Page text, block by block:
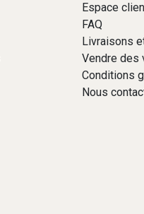
Espace
FAQ
Livraisons
Vendre des
Conditions
Nous